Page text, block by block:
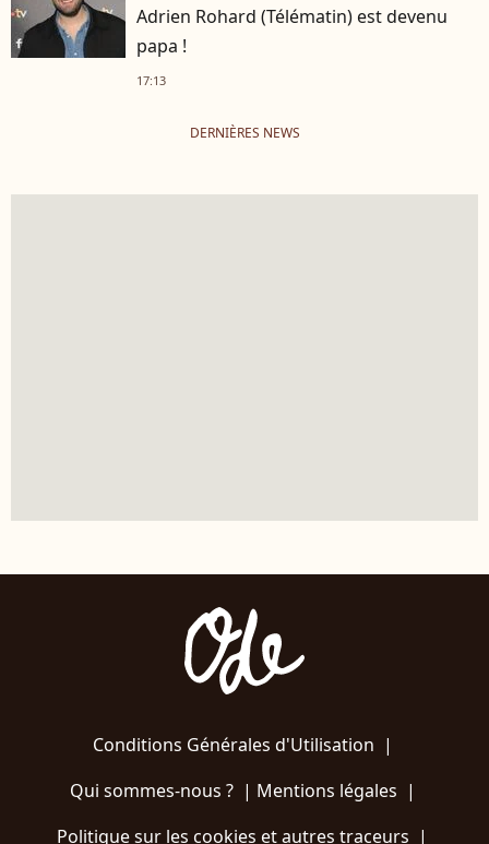
Adrien Rohard (Télématin) est devenu
papa !
17:13
DERNIÈRES NEWS
Conditions Générales d'Utilisation |
Qui sommes-nous ?| Mentions légales |
Politique sur les cookies et autres traceurs |